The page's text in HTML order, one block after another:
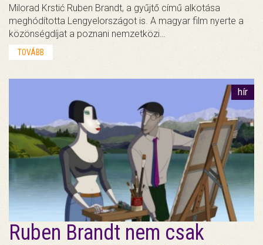
Milorad Krstić Ruben Brandt, a gyűjtő című alkotása
meghódította Lengyelországot is. A magyar film nyerte a
közönségdíjat a poznani nemzetközi…
TOVÁBB
hír
Ruben Brandt nem csak